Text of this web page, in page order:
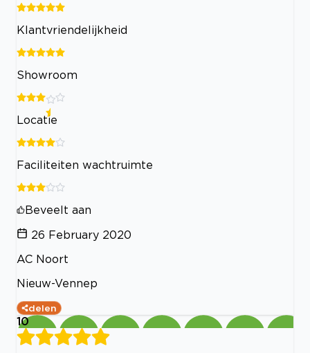
Klantvriendelijkheid
Showroom
Locatie
Faciliteiten wachtruimte
Beveelt aan
26 February 2020
AC Noort
Nieuw-Vennep
delen
10